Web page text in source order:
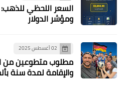
السعر اللحظي
ومؤشر الدولار
02 أغسطس 2025
مطلوب متطوعين من
والإقامة لمدة سنة